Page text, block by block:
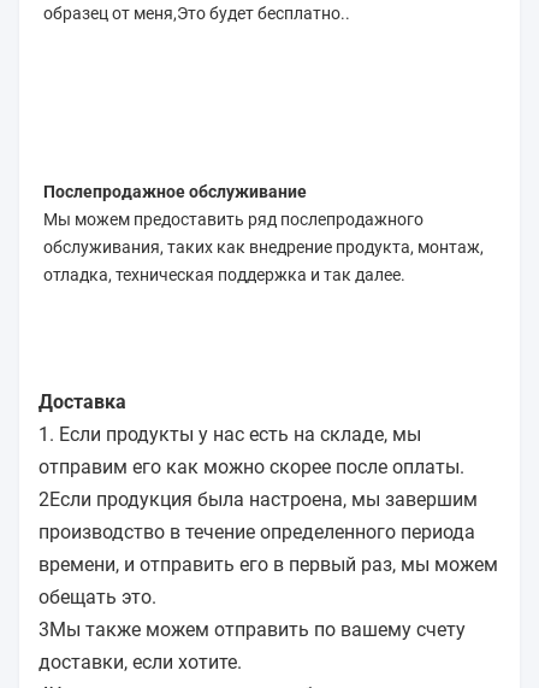
образец от меня,Это будет бесплатно..
Послепродажное обслуживание
Мы можем предоставить ряд послепродажного
обслуживания, таких как внедрение продукта, монтаж,
отладка, техническая поддержка и так далее.
Доставка
1. Если продукты у нас есть на складе, мы
отправим его как можно скорее после оплаты.
2Если продукция была настроена, мы завершим
производство в течение определенного периода
времени, и отправить его в первый раз, мы можем
обещать это.
3Мы также можем отправить по вашему счету
доставки, если хотите.